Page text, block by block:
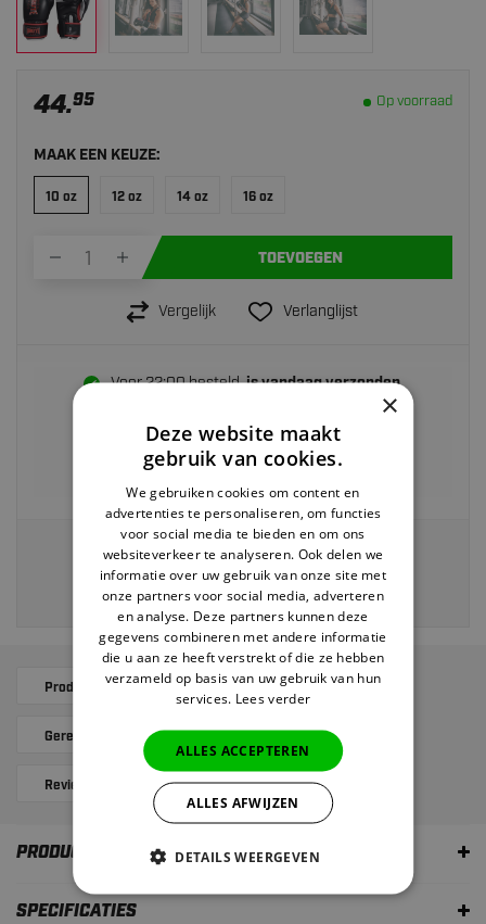
44.95
MAAK EEN KEUZE:
Op voorraad
10 oz 12 oz 14 oz 16 oz
TOEVOEGEN
Vergelijk Verlanglijst
Voor 22:00 besteld,is vandaag verzonden
Gratis verzending
vanaf €40
Veilig en eenvoudig betalen via:
Productomschrijving Specificaties
Gerelateerde producten Alternatives
Reviews
PRODUCTOMSCHRIJVING
SPECIFICATIES
×
Deze website maakt
gebruik van cookies.
We gebruiken cookies om content en
advertenties te personaliseren, om functies
voor social media te bieden en om ons
websiteverkeer te analyseren. Ook delen we
informatie over uw gebruik van onze site met
onze partners voor social media, adverteren
en analyse. Deze partners kunnen deze
gegevens combineren met andere informatie
die u aan ze heeft verstrekt of die ze hebben
verzameld op basis van uw gebruik van hun
services. Lees verder
ALLES ACCEPTEREN
ALLES AFWIJZEN
DETAILS WEERGEVEN